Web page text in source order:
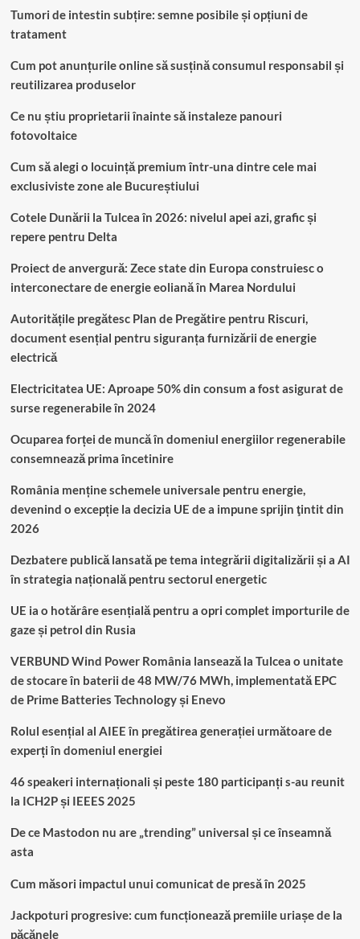
Tumori de intestin subțire: semne posibile și opțiuni de
tratament
Cum pot anunțurile online să susțină consumul responsabil și
reutilizarea produselor
Ce nu știu proprietarii înainte să instaleze panouri
fotovoltaice
Cum să alegi o locuință premium într-una dintre cele mai
exclusiviste zone ale Bucureștiului
Cotele Dunării la Tulcea în 2026: nivelul apei azi, grafic și
repere pentru Delta
Proiect de anvergură: Zece state din Europa construiesc o
interconectare de energie eoliană în Marea Nordului
Autoritățile pregătesc Plan de Pregătire pentru Riscuri,
document esențial pentru siguranța furnizării de energie
electrică
Electricitatea UE: Aproape 50% din consum a fost asigurat de
surse regenerabile în 2024
Ocuparea forței de muncă în domeniul energiilor regenerabile
consemnează prima încetinire
România menține schemele universale pentru energie,
devenind o excepție la decizia UE de a impune sprijin ţintit din
2026
Dezbatere publică lansată pe tema integrării digitalizării și a AI
în strategia națională pentru sectorul energetic
UE ia o hotărâre esențială pentru a opri complet importurile de
gaze și petrol din Rusia
VERBUND Wind Power România lansează la Tulcea o unitate
de stocare în baterii de 48 MW/76 MWh, implementată EPC
de Prime Batteries Technology și Enevo
Rolul esențial al AIEE în pregătirea generației următoare de
experți în domeniul energiei
46 speakeri internaționali și peste 180 participanți s-au reunit
la ICH2P și IEEES 2025
De ce Mastodon nu are „trending” universal și ce înseamnă
asta
Cum măsori impactul unui comunicat de presă în 2025
Jackpoturi progresive: cum funcționează premiile uriașe de la
păcănele